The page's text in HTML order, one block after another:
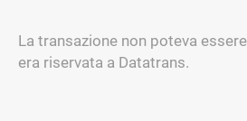
La transazione non poteva
era riservata a Datatrans.